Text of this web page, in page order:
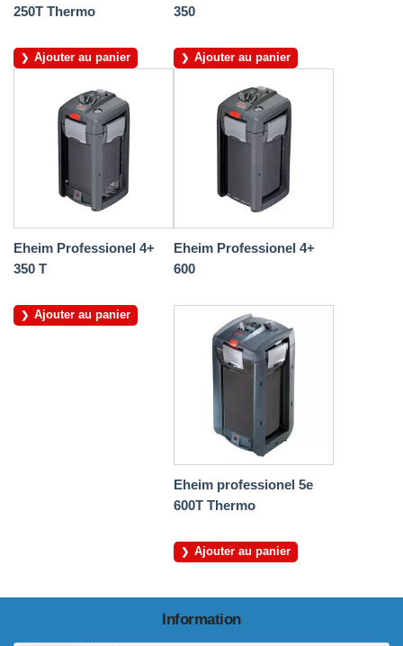
250T Thermo
Ajouter au panier
350
Ajouter au panier
Eheim Professionel 4+
350 T
Ajouter au panier
Eheim Professionel 4+
600
Eheim professionel 5e
600T Thermo
Ajouter au panier
Information